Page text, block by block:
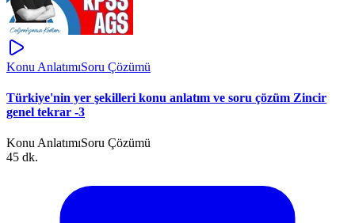
Konu AnlatımıSoru Çözümü
Türkiye'nin yer şekilleri konu anlatım ve soru çözüm Zincir
genel tekrar -3
Konu AnlatımıSoru Çözümü
45 dk.